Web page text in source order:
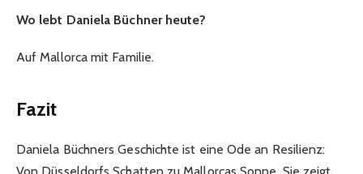
Wo lebt Daniela Büchner heute?
Auf Mallorca mit Familie.
Fazit
Daniela Büchners Geschichte ist eine Ode an Resilienz: